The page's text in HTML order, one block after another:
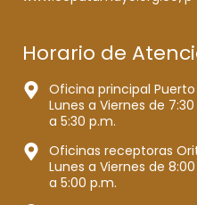
Horario de
Oficina principal
Lunes a Viernes de
a 5:30 p.m.
Oficinas receptoras
Lunes a Viernes de
a 5:00 p.m.